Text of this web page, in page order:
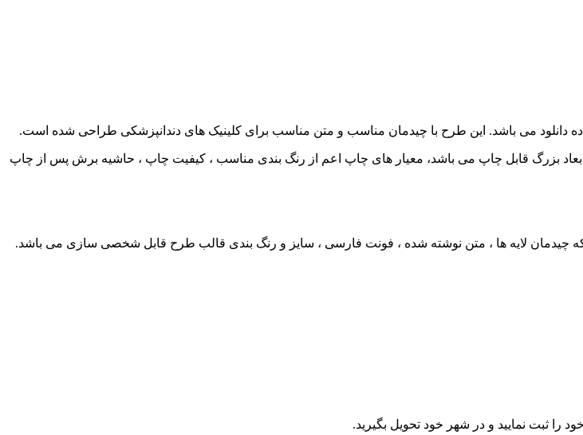
بزرگ قابل چاپ می باشد، معیار های چاپ اعم از رنگ بندی مناسب ، کیفیت چاپ ، حاشیه برش پس از چاپ
که چیدمان لایه ها ، متن نوشته شده ، فونت فارسی ، سایز و رنگ بندی قالب طرح قابل شخصی سازی می باشد.
را ثبت نمایید و در شهر خود تحویل بگیرید.